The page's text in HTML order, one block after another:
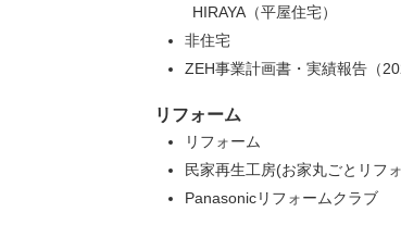
HIRAYA（平屋住宅）
非住宅
ZEH事業計画書・実績報告（
リフォーム
リフォーム
民家再生工房(お家丸ごとリフ
Panasonicリフォームクラブ